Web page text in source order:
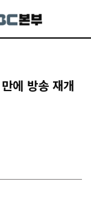
에 방송 재개